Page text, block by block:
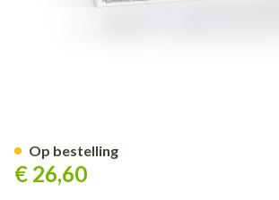
€ 26,60
Op bestelling